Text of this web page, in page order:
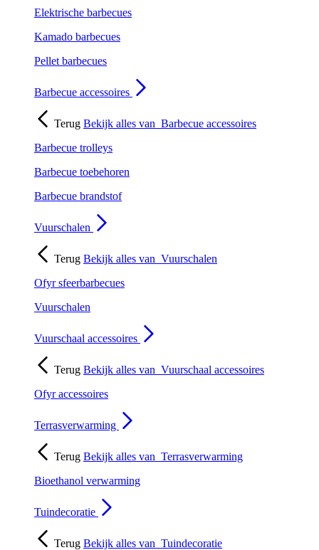
Elektrische barbecues
Kamado barbecues
Pellet barbecues
Barbecue accessoires
Terug Bekijk alles van Barbecue accessoires
Barbecue trolleys
Barbecue toebehoren
Barbecue brandstof
Vuurschalen
Terug Bekijk alles van Vuurschalen
Ofyr sfeerbarbecues
Vuurschalen
Vuurschaal accessoires
Terug Bekijk alles van Vuurschaal accessoires
Ofyr accessoires
Terrasverwarming
Terug Bekijk alles van Terrasverwarming
Bioethanol verwarming
Tuindecoratie
Terug Bekijk alles van Tuindecoratie